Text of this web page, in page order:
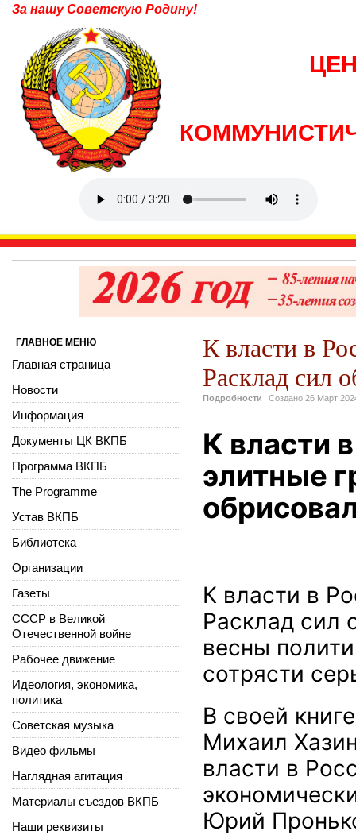
За нашу Советскую Родину!
К власти в
Расклад сил
Подробности Создано 26 Март
К власти
элитные
К власти в
Расклад сил
весны
сотрясти
В своей
Михаил
власти в
Юрий
ГЛАВНОЕ МЕНЮ
Главная страница
Новости
Информация
Документы ЦК ВКПБ
Программа ВКПБ
The Programme
Устав ВКПБ
Библиотека
Организации
Газеты
СССР в Великой
Отечественной войне
Рабочее движение
Идеология, экономика,
политика
Советская музыка
Видео фильмы
Наглядная агитация
Материалы съездов ВКПБ
Наши реквизиты